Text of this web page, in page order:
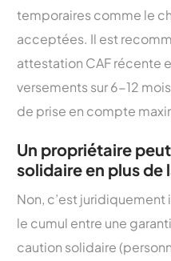
temporaires comme le
acceptées. Il est
attestation CAF récente
versements sur 6-12
de prise en compte
Un propriétaire
solidaire en plus de
Non, c’est
le cumul entre une
caution solidaire